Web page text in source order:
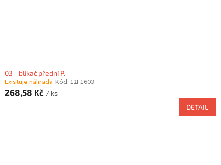
03 - blikač přední P.
Existuje náhrada Kód: 12F1603
268,58 Kč / ks
DETAIL